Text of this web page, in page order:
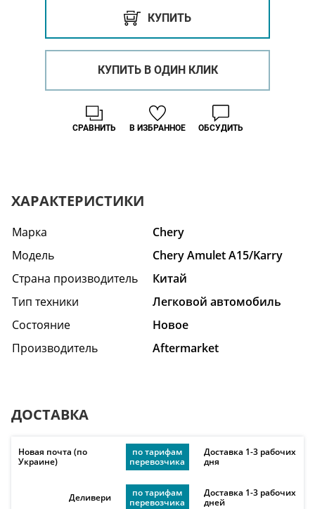
КУПИТЬ
КУПИТЬ В ОДИН КЛИК
В ИЗБРАННОЕ
СРАВНИТЬ ОБСУДИТЬ
ХАРАКТЕРИСТИКИ
Марка
Chery
Модель
Chery Amulet A15/Karry
Страна производитель
Китай
Тип техники
Легковой автомобиль
Состояние
Hовое
Производитель
Aftermarket
ДОСТАВКА
Новая почта (по
Украине)
по тарифам
перевозчика
Доставка 1-3 рабочих
дня
Деливери
по тарифам
перевозчика
Доставка 1-3 рабочих
дней